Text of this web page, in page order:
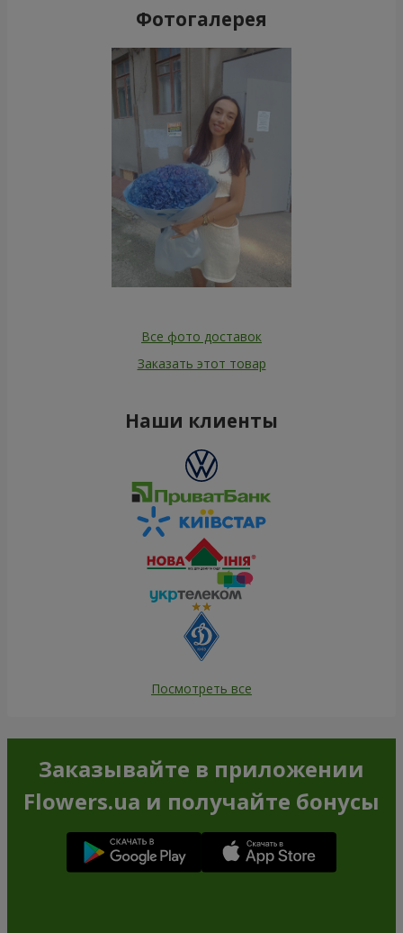
Фотогалерея
Все фото доставок
Заказать этот товар
Наши клиенты
Посмотреть все
Заказывайте в приложении
Flowers.ua и получайте бонусы